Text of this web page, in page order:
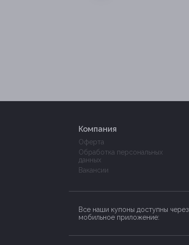
Компания
Оферта
Обработка персональных
данных
Вакансии
Все наши купоны доступны через
мобильное приложение: